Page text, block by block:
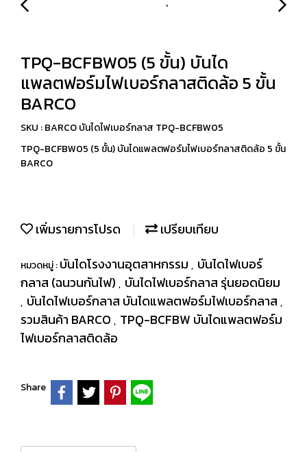
TPQ-BCFBW05 (5 ขั้น) บันได
แพลตฟอร์มไฟเบอร์กลาสติดล้อ 5 ขั้น
BARCO
SKU : BARCO บันไดไฟเบอร์กลาส TPQ-BCFBW05
TPQ-BCFBW05 (5 ขั้น) บันไดแพลตฟอร์มไฟเบอร์กลาสติดล้อ 5 ขั้น
BARCO
เพิ่มรายการโปรด เปรียบเทียบ
หมวดหมู่ :บันไดโรงงานอุตสาหกรรม , บันไดไฟเบอร์
กลาส (ฉนวนกันไฟ) , บันไดไฟเบอร์กลาส รุ่นยอดนิยม
, บันไดไฟเบอร์กลาส บันไดแพลตฟอร์มไฟเบอร์กลาส ,
รวมสินค้า BARCO , TPQ-BCFBW บันไดแพลตฟอร์ม
ไฟเบอร์กลาสติดล้อ
Share